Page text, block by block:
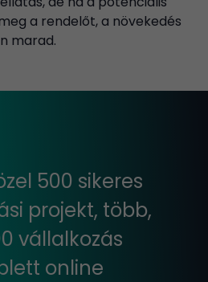
a rendelőt, a növekedés
marad.
500 sikeres
projekt, több,
vállalkozás
online